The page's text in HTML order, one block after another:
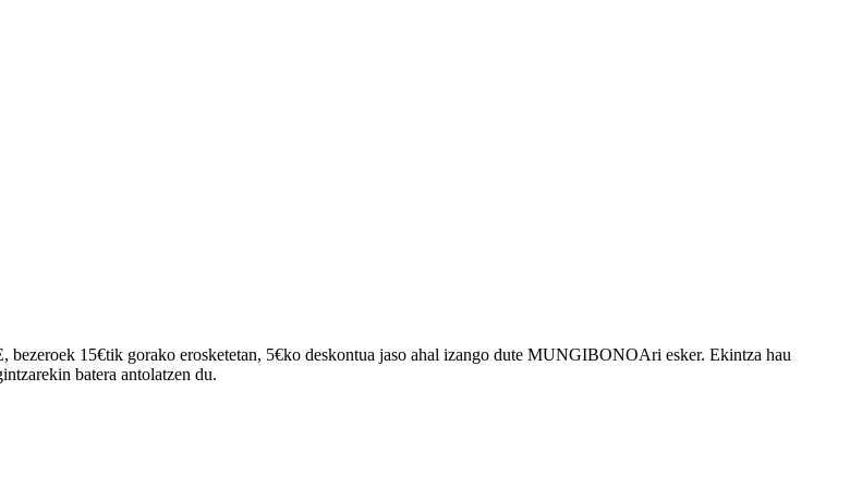
15€tik gorako erosketetan, 5€ko deskontua jaso ahal izango dute MUNGIBONOAri esker. Ekintza hau
batera antolatzen du.